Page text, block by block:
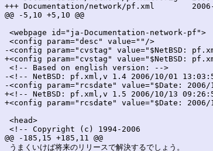
+++ Documentation/network/pf.xml	2006-10-13 20:25:55.000000000 +0900
@@ -5,10 +5,10 @@
<webpage id="ja-Documentation-network-pf">
<config param="desc" value=""/>
-<config param="cvstag" value="$NetBSD:
+<config param="cvstag" value="$NetBSD:
<!-- Based on english version: -->
-<!-- NetBSD: pf.xml,v 1.4 2006/10/01
-<config param="rcsdate" value="$Date:
+<!-- NetBSD: pf.xml,v 1.5 2006/10/13
+<config param="rcsdate" value="$Date:
<head>
<!-- Copyright (c) 1994-2006
@@ -185,15 +185,11 @@
うまくいけば将来のリリースで解決するでしょう。